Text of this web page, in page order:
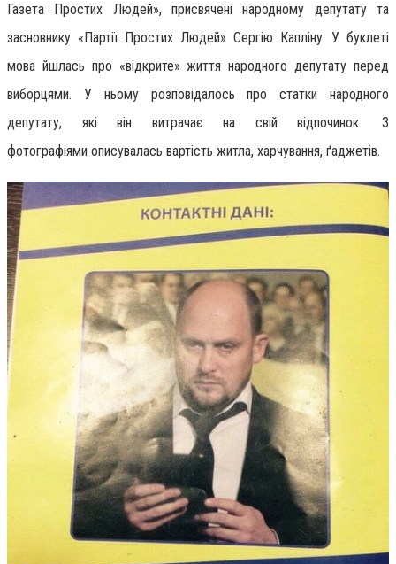
Газета Простих Людей», присвячені народному депутату та
засновнику «Партії Простих Людей» Сергію Капліну. У буклеті
мова йшлась про «відкрите» життя народного депутату перед
виборцями. У ньому розповідалось про статки народного
депутату, які він витрачає на свій відпочинок.
З
фотографіями описувалась вартість житла, харчування, ґаджетів.